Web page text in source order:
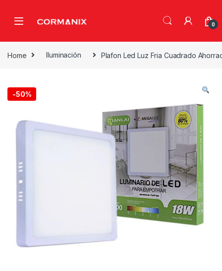
0
Home Iluminación Plafon Led Luz Fria Cuadrado
-50%